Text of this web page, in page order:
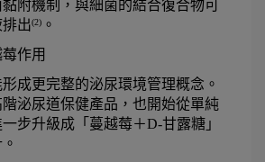
附機制，與細菌的結合復合物可
出(2) 。
作用
成更完整的泌尿環境管理概念。
泌尿道保健產品，也開始從單純
步升級成「蔓越莓＋D-甘露糖」